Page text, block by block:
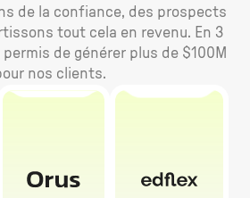
de la confiance, des prospects
tout cela en revenu. En 3
de générer plus de $100M
nos clients.